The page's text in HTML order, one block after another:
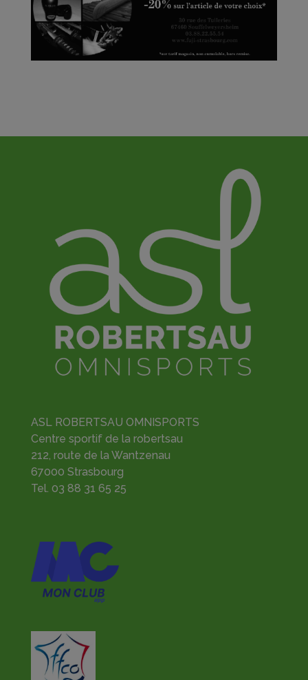
ASL ROBERTSAU OMNISPORTS
Centre sportif de la robertsau
212, route de la Wantzenau
67000 Strasbourg
Tel. 03 88 31 65 25